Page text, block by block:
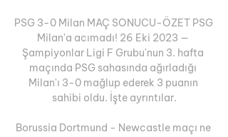
PSG 3-0 Milan MAÇ SONUCU-ÖZET PSG
Milan'a acımadı! 26 Eki 2023 —
Şampiyonlar Ligi F Grubu'nun 3. hafta
maçında PSG sahasında ağırladığı
Milan'ı 3-0 mağlup ederek 3 puanın
sahibi oldu. İşte ayrıntılar.
Borussia Dortmund - Newcastle maçı ne